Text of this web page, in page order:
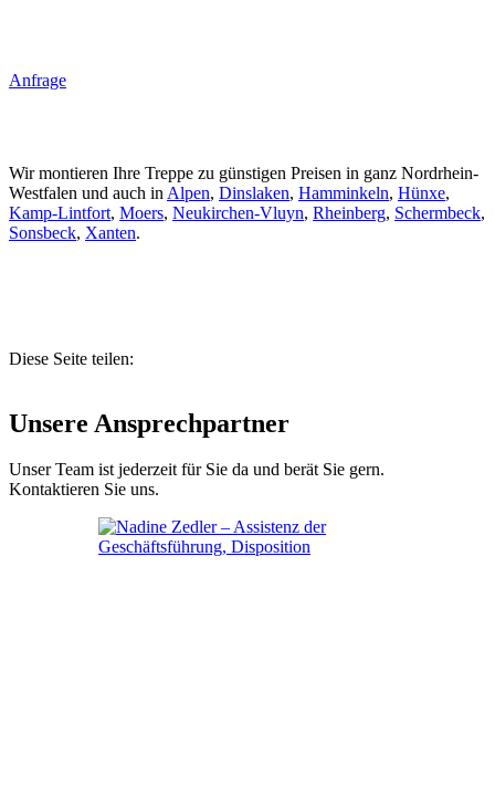
Anfrage
Wir montieren Ihre Treppe zu günstigen Preisen in ganz Nordrhein-
Westfalen und auch in Alpen, Dinslaken, Hamminkeln, Hünxe,
Kamp-Lintfort, Moers, Neukirchen-Vluyn, Rheinberg, Schermbeck,
Sonsbeck, Xanten.
Diese Seite teilen:
Unsere Ansprechpartner
Unser Team ist jederzeit für Sie da und berät Sie gern.
Kontaktieren Sie uns.